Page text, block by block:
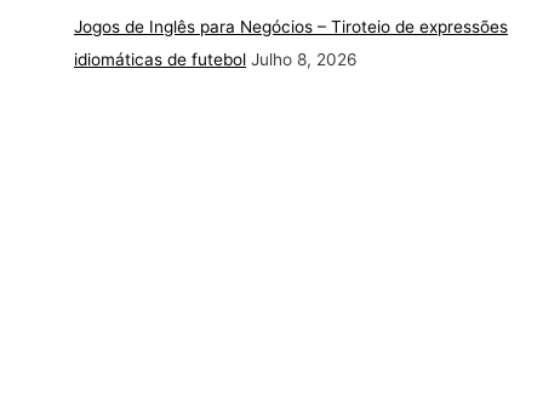
Jogos de Inglês para Negócios – Tiroteio de expressões
idiomáticas de futebol Julho 8, 2026